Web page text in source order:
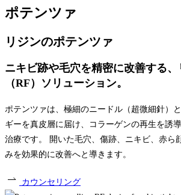
ポテンツァ
リジンのポテンツァ
ニキビ跡や毛穴を精密に改善する
（RF）ソリューション。
ポテンツァは、極細のニードル（超微細針）
ギーを真皮層に届け、コラーゲンの再生を誘
治療です。 開いた毛穴、傷跡、ニキビ、赤ら
みを効果的に改善へと導きます。
カウンセリング